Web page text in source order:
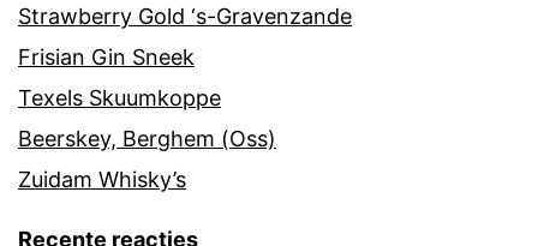
Strawberry Gold ‘s-Gravenzande
Frisian Gin Sneek
Texels Skuumkoppe
Beerskey, Berghem (Oss)
Zuidam Whisky’s
Recente reacties